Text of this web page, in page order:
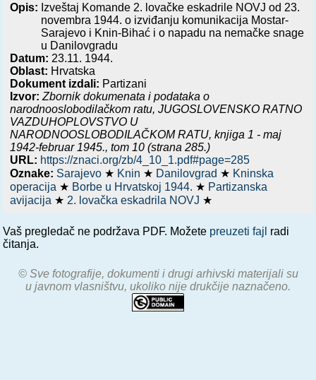
Opis: Izveštaj Komande 2. lovačke eskadrile NOVJ od 23.
novembra 1944. o izviđanju komunikacija Mostar-
Sarajevo i Knin-Bihać i o napadu na nemačke snage
u Danilovgradu
Datum: 23.11. 1944.
Oblast: Hrvatska
Dokument izdali: Partizani
Izvor: Zbornik dokumenata i podataka o
narodnooslobodilačkom ratu,JUGOSLOVENSKO RATNO
VAZDUHOPLOVSTVO U
NARODNOOSLOBODILAČKOM RATU, knjiga 1 - maj
1942-februar 1945., tom 10 (strana 285.)
URL: https://znaci.org/zb/4_10_1.pdf#page=285
Oznake: Sarajevo ★ Knin ★ Danilovgrad ★ Kninska
operacija ★ Borbe u Hrvatskoj 1944. ★ Partizanska
avijacija ★ 2. lovačka eskadrila NOVJ ★
Vaš pregledač ne podržava PDF. Možete preuzeti fajl radi
čitanja.
© Sve fotografije, dokumenti i drugi arhivski materijali su
u javnom vlasništvu, ukoliko nije drukčije naznačeno.